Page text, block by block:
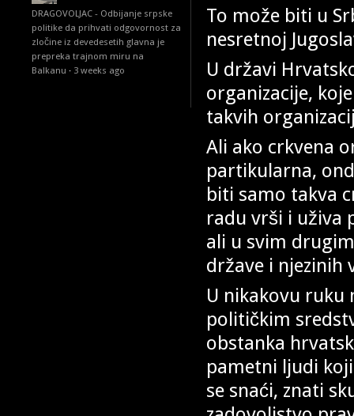
DRAGOVOLJAC - Odbijanje srpske
politike da prihvati odgovornost za
zločine iz devedesetih glavna je
prepreka trajnom miru na
Balkanu · 3 weeks ago
To može biti u
nesretnoj
U državi
organizacije,
takvih
Ali ako crkvena
partikularna,
biti samo takva
radu vrši i uživa
ali u svim
države i njezinih
U nikakovu ruku
političkim
obstanka
pametni ljudi
se snaći, znati